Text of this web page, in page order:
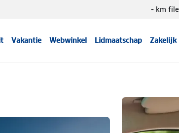
Vakantie Webwinkel Lidmaatschap Zakelijk
- km file